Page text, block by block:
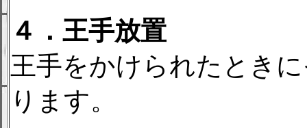
４．王手放置
王手をかけられたとき
ります。